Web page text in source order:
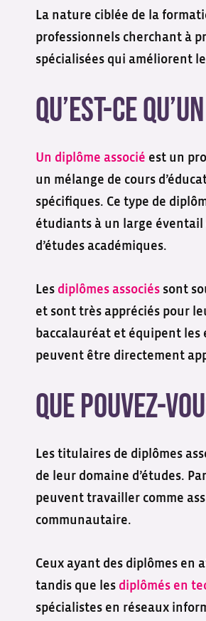
La nature ciblée de la
professionnels cherchant à
spécialisées qui améliorent
Qu’est-ce
Un diplôme associé est un
un mélange de cours
spécifiques. Ce type de
étudiants à un large éventail
d’études académiques.
Les diplômes associés sont
et sont très appréciés pour
baccalauréat et équipent les
peuvent être directement
Que pouvez-
Les titulaires de diplômes
de leur domaine d’études.
peuvent travailler comme
communautaire.
Ceux ayant des diplômes
tandis que les diplômés en
spécialistes en réseaux